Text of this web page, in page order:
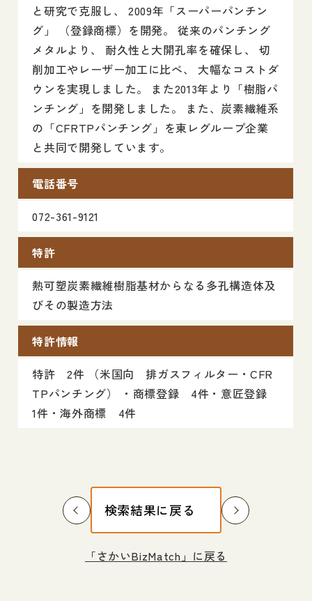
と研究で克服し、 2009年「スーパーパンチン
グ」 （登録商標）を開発。 従来のパンチング
メタルより、 耐久性と大開孔率を確保し、 切
削加工やレーザー加工に比べ、 大幅なコストダ
ウンを実現しました。 また2013年より「樹脂パ
ンチング」を開発しました。 また、炭素繊維系
の「CFRTPパンチング」を東レグループ企業
と共同で開発しています。
電話番号
072-361-9121
特許
熱可塑炭素繊維樹脂基材からなる多孔構造体及
びその製造方法
特許情報
特許 2件 （米国向 排ガスフィルター・CFR
TPパンチング） ・商標登録 4件・意匠登録
1件・海外商標 4件
検索結果に戻る
「さかいBizMatch」に戻る